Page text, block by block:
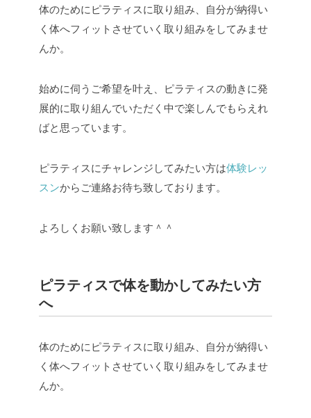
体のためにピラティスに取り組み、自分が納得い
く体へフィットさせていく取り組みをしてみませ
んか。
始めに伺うご希望を叶え、ピラティスの動きに発
展的に取り組んでいただく中で楽しんでもらえれ
ばと思っています。
ピラティスにチャレンジしてみたい方は体験レッ
スンからご連絡お待ち致しております。
よろしくお願い致します＾＾
ピラティスで体を動かしてみたい方
へ
体のためにピラティスに取り組み、自分が納得い
く体へフィットさせていく取り組みをしてみませ
んか。